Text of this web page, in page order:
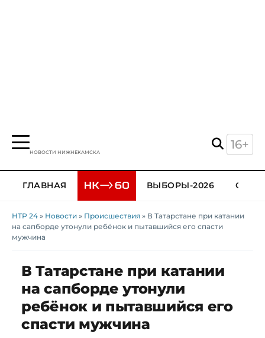
НОВОСТИ НИЖНЕКАМСКА
16+
ГЛАВНАЯ ВЫБОРЫ-2026
НТР 24 » Новости » Происшествия » В Татарстане при катании
на сапборде утонули ребёнок и пытавшийся его спасти
мужчина
В Татарстане при катании
на сапборде утонули
ребёнок и пытавшийся его
спасти мужчина